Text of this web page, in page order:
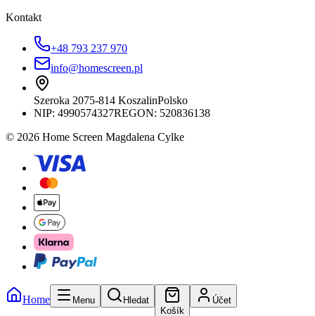
Kontakt
+48 793 237 970
info@homescreen.pl
Szeroka 2075-814 KoszalinPolsko
NIP: 4990574327REGON: 520836138
© 2026 Home Screen Magdalena Cylke
Home Menu
Hledat
Košík
Účet